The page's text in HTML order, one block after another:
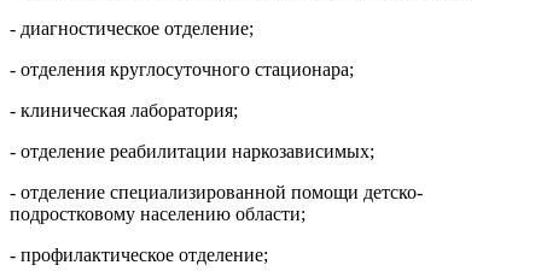
- диагностическое отделение;
- отделения круглосуточного стационара;
- клиническая лаборатория;
- отделение реабилитации наркозависимых;
- отделение специализированной помощи детско-
подростковому населению области;
- профилактическое отделение;